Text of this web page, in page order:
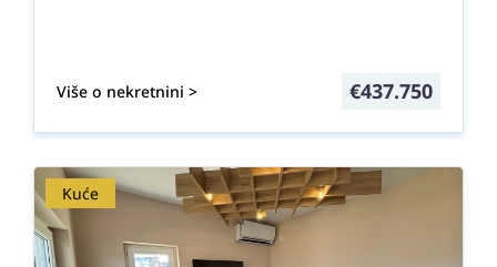
Više o nekretnini > €437.750
Kuće